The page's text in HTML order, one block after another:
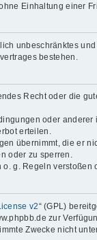
Einhaltung einer
unbeschränktes
bestehen.
Recht oder die
oder
erteilen.
übernimmt, die er
oder zu sperren.
g. Regeln
v2“ (GPL)
zur
Zwecke nicht